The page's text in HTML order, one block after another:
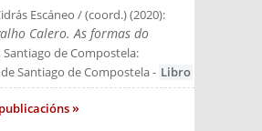
Escáneo / (coord.)(2020):
Calero. As formas do
Santiago de Compostela:
Santiago de Compostela- Libro